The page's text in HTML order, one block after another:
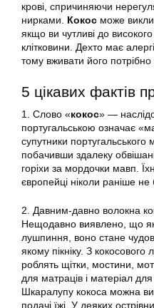
крові, спричиняючи
нирками. Кокос може
якщо ви чутливі до
клітковини. Дехто має
тому вживати його
5 цікавих фактів
1. Слово «кокос» —
португальською означає
супутники
побачивши здалеку
горіхи за мордочки мавп.
європейці ніколи раніше не
2. Давним-давно волокна
Нещодавно виявлено, що
лушпиння, воно стане
якому пікніку. З
роблять щітки, мостини,
для матраців і матеріал
Шкаралупу кокоса можна
подачі їжі. У деяких